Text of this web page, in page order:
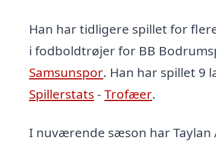
Han har tidligere spillet for
i fodboldtrøjer for BB
Samsunspor. Han har spillet 9
Spillerstats - Trofæer.
I nuværende sæson har Taylan